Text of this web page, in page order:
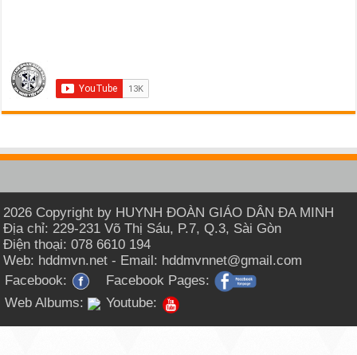
2026 Copyright by HUYNH ĐOÀN GIÁO DÂN ĐA MINH
Địa chỉ: 229-231 Võ Thị Sáu, P.7, Q.3, Sài Gòn
Điện thoại: 078 6610 194
Web: hddmvn.net - Email: hddmvnnet@gmail.com
Facebook:
Facebook Pages:
Web Albums:
Youtube: